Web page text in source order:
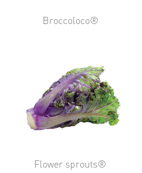
Broccoloco®
Flower sprouts®